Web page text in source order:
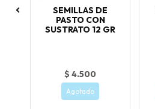
SEMILLAS DE
PASTO CON
SUSTRATO 12 GR
$ 4.500
Agotado